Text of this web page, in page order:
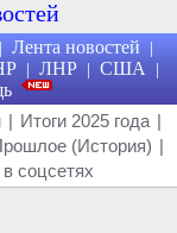
| Лента новостей |
| ЛНР | США |
| Итоги 2025 года |
(История) |
соцсетях